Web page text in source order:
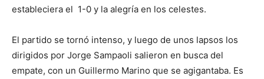
estableciera el 1-0 y la alegría en los celestes.
El partido se tornó intenso, y luego de unos lapsos los
dirigidos por Jorge Sampaoli salieron en busca del
empate, con un Guillermo Marino que se agigantaba. Es